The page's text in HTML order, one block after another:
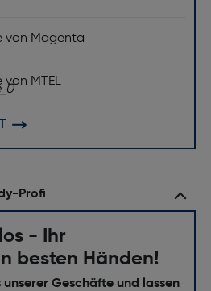
iOS 18
von Magenta
von MTEL
Profi
- Ihr
besten Händen!
unserer Geschäfte und lassen